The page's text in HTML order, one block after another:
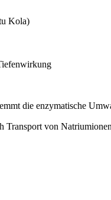
Kola)
die enzymatische
Transport von